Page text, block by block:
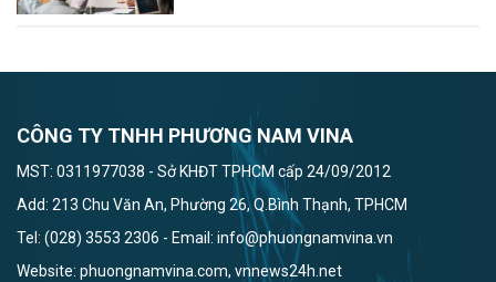
CÔNG TY TNHH PHƯƠNG NAM VINA
MST: 0311977038 - Sở KHĐT TPHCM cấp 24/09/2012
Add: 213 Chu Văn An, Phường 26, Q.Bình Thạnh, TPHCM
Tel: (028) 3553 2306 - Email: info@phuongnamvina.vn
Website: phuongnamvina.com, vnnews24h.net